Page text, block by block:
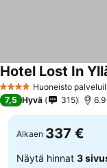
4 Tähtiluokitus
Huoneisto
Hotel Lost In
7,5 Hyvä 315
Alkaen 337 €
Näytä hinnat 3